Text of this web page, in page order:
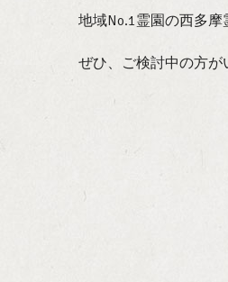
地域No.1霊園の西多
ぜひ、ご検討中の方が